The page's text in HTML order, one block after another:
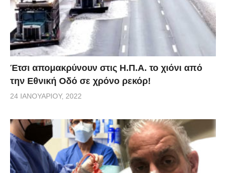
Έτσι απομακρύνουν στις Η.Π.Α. το χιόνι από
την Εθνική Οδό σε χρόνο ρεκόρ!
24 ΙΑΝΟΥΑΡΊΟΥ, 2022